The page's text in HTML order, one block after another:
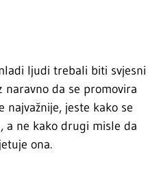
ljudi trebali biti svjesni
naravno da se promovira
najvažnije, jeste kako se
a ne kako drugi misle da
ona.